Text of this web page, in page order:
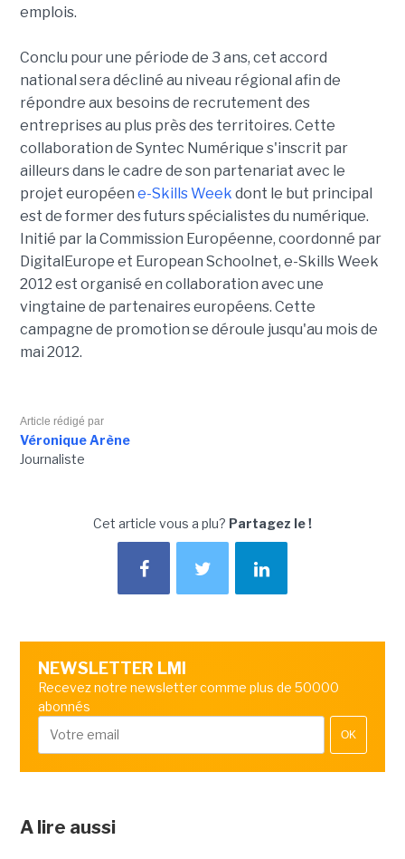
emplois.
Conclu pour une période de 3 ans, cet accord
national sera décliné au niveau régional afin de
répondre aux besoins de recrutement des
entreprises au plus près des territoires. Cette
collaboration de Syntec Numérique s'inscrit par
ailleurs dans le cadre de son partenariat avec le
projet européen e-Skills Week dont le but principal
est de former des futurs spécialistes du numérique.
Initié par la Commission Européenne, coordonné par
DigitalEurope et European Schoolnet, e-Skills Week
2012 est organisé en collaboration avec une
vingtaine de partenaires européens. Cette
campagne de promotion se déroule jusqu'au mois de
mai 2012.
Article rédigé par
Véronique Arène
Journaliste
Cet article vous a plu? Partagez le !
NEWSLETTER LMI
Recevez notre newsletter comme plus de 50000
abonnés
OK
A lire aussi